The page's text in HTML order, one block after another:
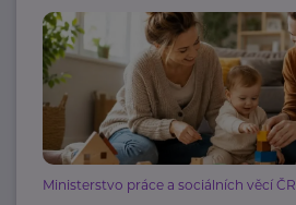
Ministerstvo práce a sociálních věcí ČR